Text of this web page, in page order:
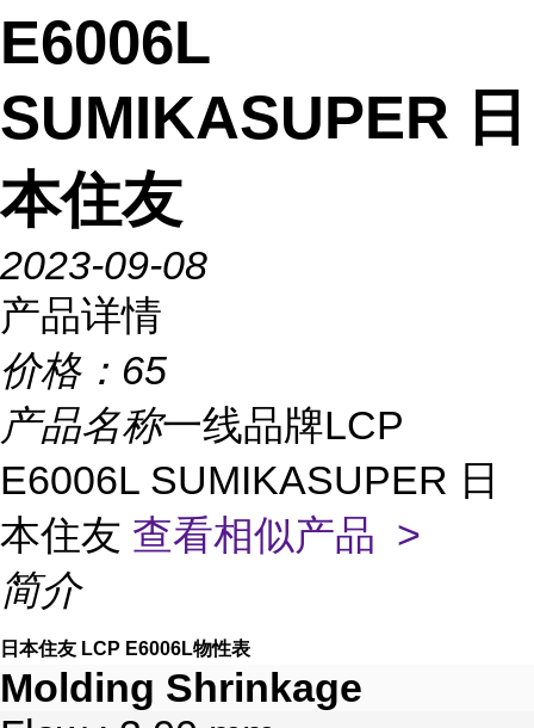
E6006L
SUMIKASUPER 日
本住友
2023-09-08
产品详情
价格： 65
产品名称一线品牌LCP
E6006L SUMIKASUPER 日
本住友 查看相似产品 >
简介
日本住友 LCP E6006L物性表
Molding Shrinkage